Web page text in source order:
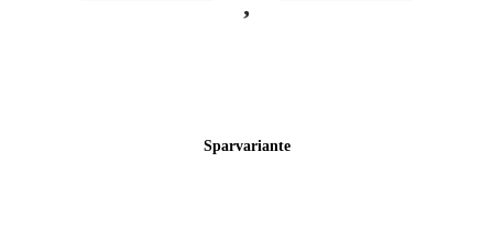
Sparvariante